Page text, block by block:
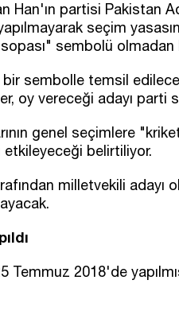
Han'ın partisi Pakistan
seçim
sembolü olmadan
bir sembolle temsil
oy vereceği adayı parti
genel seçimlere
etkileyeceği belirtiliyor.
milletvekili adayı
2018'de